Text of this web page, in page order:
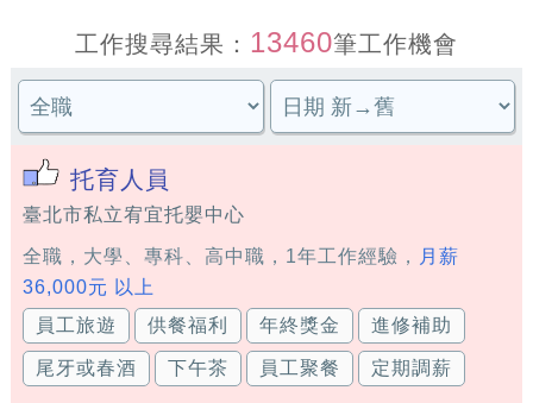
工作搜尋結果： 13460筆工作機會
托育人員
臺北市私立宥宜托嬰中心
全職，大學、專科、高中職，1年工作經驗，
月薪
36,000元 以上
員工旅遊
供餐福利 年終獎金 進修補助
尾牙或春酒 下午茶 員工聚餐 定期調薪